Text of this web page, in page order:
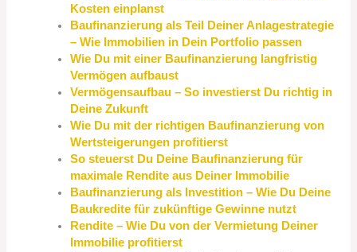
Kosten einplanst
Baufinanzierung als Teil Deiner Anlagestrategie
– Wie Immobilien in Dein Portfolio passen
Wie Du mit einer Baufinanzierung langfristig
Vermögen aufbaust
Vermögensaufbau – So investierst Du richtig in
Deine Zukunft
Wie Du mit der richtigen Baufinanzierung von
Wertsteigerungen profitierst
So steuerst Du Deine Baufinanzierung für
maximale Rendite aus Deiner Immobilie
Baufinanzierung als Investition – Wie Du Deine
Baukredite für zukünftige Gewinne nutzt
Rendite – Wie Du von der Vermietung Deiner
Immobilie profitierst